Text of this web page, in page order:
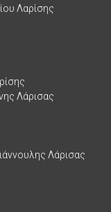
Λαρίσης
Λάρισας
Λάρισας